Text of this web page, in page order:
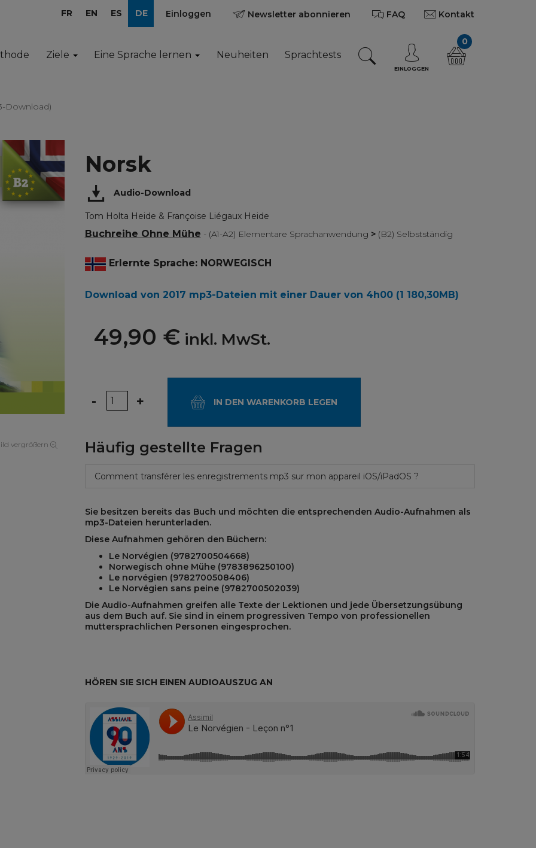
FR EN ES DE Einloggen Newsletter abonnieren FAQ Kontakt
Ziele Eine Sprache lernen Neuheiten Sprachtests
EINLOGGEN
0
Download)
vergrößern
Norsk
Audio-Download
Tom Holta Heide & Françoise Liégaux Heide
Buchreihe Ohne Mühe - (A1-A2) Elementare Sprachanwendung >(B2) Selbstständig
Erlernte Sprache: NORWEGISCH
Download von 2017 mp3-Dateien mit einer Dauer von 4h00 (1 180,30MB)
49,90 €inkl. MwSt.
Menge
- + IN DEN WARENKORB LEGEN
Häufig gestellte Fragen
Comment transférer les enregistrements mp3 sur mon appareil iOS/iPadOS ?
Sie besitzen bereits das Buch und möchten die entsprechenden Audio-Aufnahmen als
mp3-Dateien herunterladen.
Diese Aufnahmen gehören den Büchern:
Le Norvégien (9782700504668)
Norwegisch ohne Mühe (9783896250100)
Le norvégien (9782700508406)
Le Norvégien sans peine (9782700502039)
Die Audio-Aufnahmen greifen alle Texte der Lektionen und jede Übersetzungsübung
aus dem Buch auf. Sie sind in einem progressiven Tempo von professionellen
muttersprachlichen Personen eingesprochen.
HÖREN SIE SICH EINEN AUDIOAUSZUG AN